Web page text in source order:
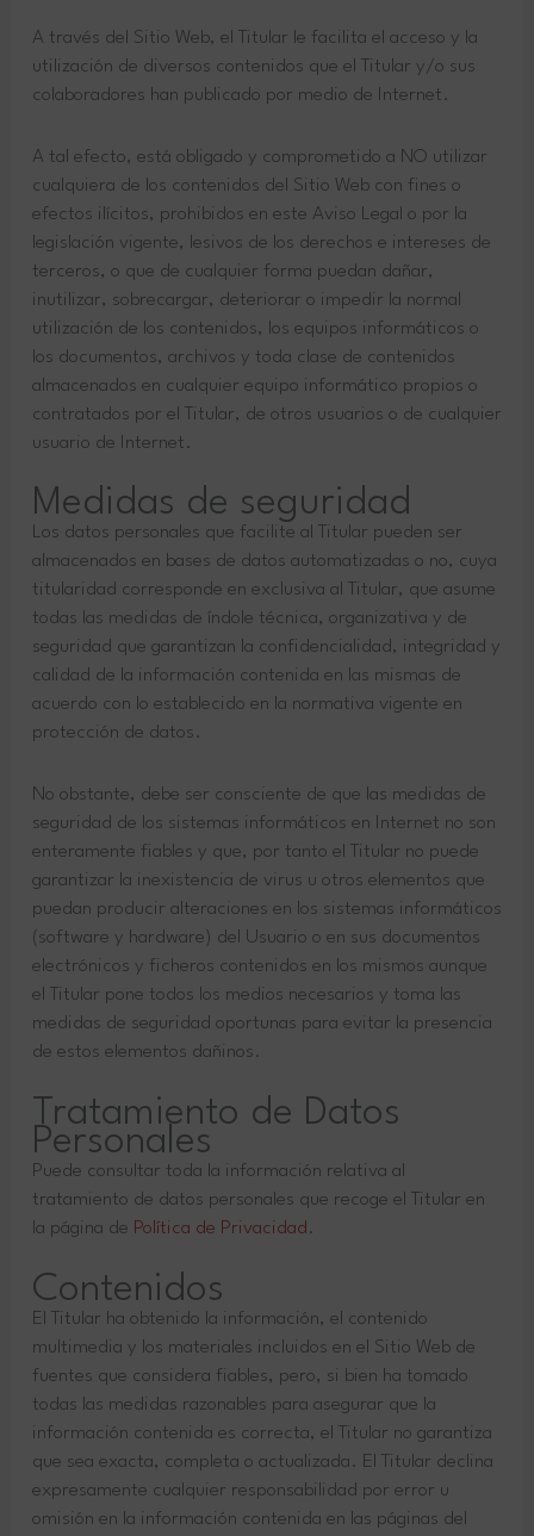
A través del Sitio Web, el Titular le facilita el acceso y la
utilización de diversos contenidos que el Titular y/o sus
colaboradores han publicado por medio de Internet.
A tal efecto, está obligado y comprometido a NO utilizar
cualquiera de los contenidos del Sitio Web con fines o
efectos ilícitos, prohibidos en este Aviso Legal o por la
legislación vigente, lesivos de los derechos e intereses de
terceros, o que de cualquier forma puedan dañar,
inutilizar, sobrecargar, deteriorar o impedir la normal
utilización de los contenidos, los equipos informáticos o
los documentos, archivos y toda clase de contenidos
almacenados en cualquier equipo informático propios o
contratados por el Titular, de otros usuarios o de cualquier
usuario de Internet.
Medidas de seguridad
Los datos personales que facilite al Titular pueden ser
almacenados en bases de datos automatizadas o no, cuya
titularidad corresponde en exclusiva al Titular, que asume
todas las medidas de índole técnica, organizativa y de
seguridad que garantizan la confidencialidad, integridad y
calidad de la información contenida en las mismas de
acuerdo con lo establecido en la normativa vigente en
protección de datos.
No obstante, debe ser consciente de que las medidas de
seguridad de los sistemas informáticos en Internet no son
enteramente fiables y que, por tanto el Titular no puede
garantizar la inexistencia de virus u otros elementos que
puedan producir alteraciones en los sistemas informáticos
(software y hardware) del Usuario o en sus documentos
electrónicos y ficheros contenidos en los mismos aunque
el Titular pone todos los medios necesarios y toma las
medidas de seguridad oportunas para evitar la presencia
de estos elementos dañinos.
Tratamiento de Datos
Personales
Puede consultar toda la información relativa al
tratamiento de datos personales que recoge el Titular en
la página de Política de Privacidad .
Contenidos
El Titular ha obtenido la información, el contenido
multimedia y los materiales incluidos en el Sitio Web de
fuentes que considera fiables, pero, si bien ha tomado
todas las medidas razonables para asegurar que la
información contenida es correcta, el Titular no garantiza
que sea exacta, completa o actualizada. El Titular declina
expresamente cualquier responsabilidad por error u
omisión en la información contenida en las páginas del